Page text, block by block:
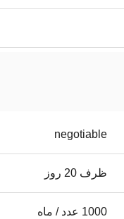
negotiable
ظرف 20 روز
1000 عدد / ماه